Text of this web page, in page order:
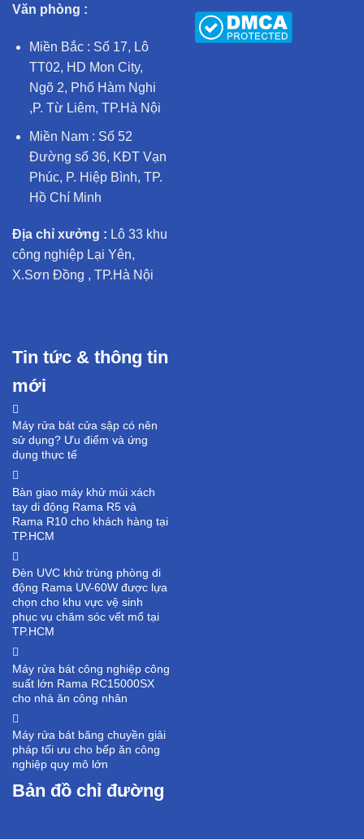
Văn phòng :
Miền Bắc : Số 17, Lô
TT02, HD Mon City,
Ngõ 2, Phố Hàm Nghi
,P. Từ Liêm, TP.Hà Nội
Miền Nam : Số 52
Đường số 36, KĐT Vạn
Phúc, P. Hiệp Bình, TP.
Hồ Chí Minh
Địa chỉ xưởng : Lô 33 khu
công nghiệp Lại Yên,
X.Sơn Đồng , TP.Hà Nội
Tin tức & thông tin
mới
Máy rửa bát cửa sập có nên
sử dụng? Ưu điểm và ứng
dụng thực tế
Bàn giao máy khử mùi xách
tay di động Rama R5 và
Rama R10 cho khách hàng tại
TP.HCM
Đèn UVC khử trùng phòng di
động Rama UV-60W được lựa
chọn cho khu vực vệ sinh
phục vụ chăm sóc vết mổ tại
TP.HCM
Máy rửa bát công nghiệp công
suất lớn Rama RC15000SX
cho nhà ăn công nhân
Máy rửa bát băng chuyền giải
pháp tối ưu cho bếp ăn công
nghiệp quy mô lớn
Bản đồ chỉ đường